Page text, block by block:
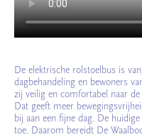
De elektrische rolstoelbus is
dagbehandeling en bewoners
zij veilig en comfortabel naar
Dat geeft meer
bij aan een fijne dag. De
toe. Daarom bereidt De